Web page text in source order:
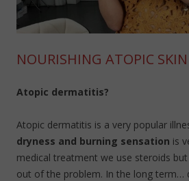
NOURISHING ATOPIC SKIN
Atopic dermatitis?
Atopic dermatitis is a very popular
dryness and burning sensation is
medical treatment we use steroids
out of the problem. In the long term…